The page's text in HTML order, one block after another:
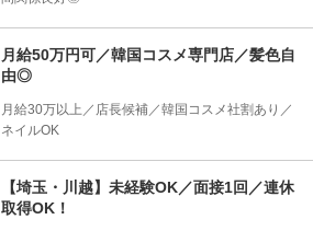
月給50万円可／韓国コスメ専門店／髪色自
由◎
月給30万以上／店長候補／韓国コスメ社割あり／
ネイルOK
【埼玉・川越】未経験OK／面接1回／連休
取得OK！